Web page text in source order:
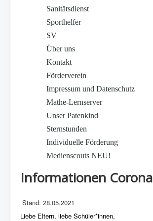
Sanitätsdienst
Sporthelfer
SV
Über uns
Kontakt
Förderverein
Impressum und Datenschutz
Mathe-Lernserver
Unser Patenkind
Sternstunden
Individuelle Förderung
Medienscouts NEU!
Informationen Corona
Stand: 28.05.2021
Liebe Eltern, liebe Schüler*innen,